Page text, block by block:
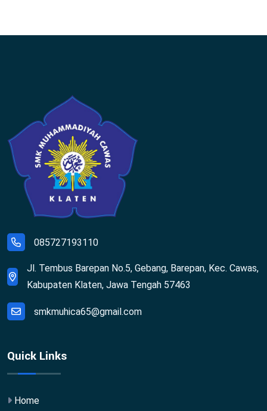
085727193110
Jl. Tembus Barepan No.5, Gebang, Barepan, Kec. Cawas,
Kabupaten Klaten, Jawa Tengah 57463
smkmuhica65@gmail.com
Quick Links
Home